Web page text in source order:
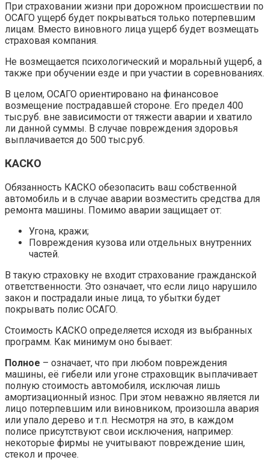
При страховании жизни при дорожном происшествии по
ОСАГО ущерб будет покрываться только потерпевшим
лицам. Вместо виновного лица ущерб будет возмещать
страховая компания.
Не возмещается психологический и моральный ущерб, а
также при обучении езде и при участии в соревнованиях.
В целом, ОСАГО ориентировано на финансовое
возмещение пострадавшей стороне. Его предел 400
тыс.руб. вне зависимости от тяжести аварии и хватило
ли данной суммы. В случае повреждения здоровья
выплачивается до 500 тыс.руб.
КАСКО
Обязанность КАСКО обезопасить ваш собственной
автомобиль и в случае аварии возместить средства для
ремонта машины. Помимо аварии защищает от:
Угона, кражи;
Повреждения кузова или отдельных внутренних
частей.
В такую страховку не входит страхование гражданской
ответственности. Это означает, что если лицо нарушило
закон и пострадали иные лица, то убытки будет
покрывать полис ОСАГО.
Стоимость КАСКО определяется исходя из выбранных
программ. Как минимум оно бывает:
Полное – означает, что при любом повреждения
машины, её гибели или угоне страховщик выплачивает
полную стоимость автомобиля, исключая лишь
амортизационный износ. При этом неважно является ли
лицо потерпевшим или виновником, произошла авария
или упало дерево и т.п. Несмотря на это, в каждом
полисе присутствуют свои исключения, например:
некоторые фирмы не учитывают повреждение шин,
стекол и прочее.